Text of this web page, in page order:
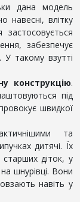
дана модель
навесні, влітку
забезпечує
У такому взутті
конструкцію.
під
швидкої
та
дитячі. Їх
діток, у
шнурівці. Вони
навіть у